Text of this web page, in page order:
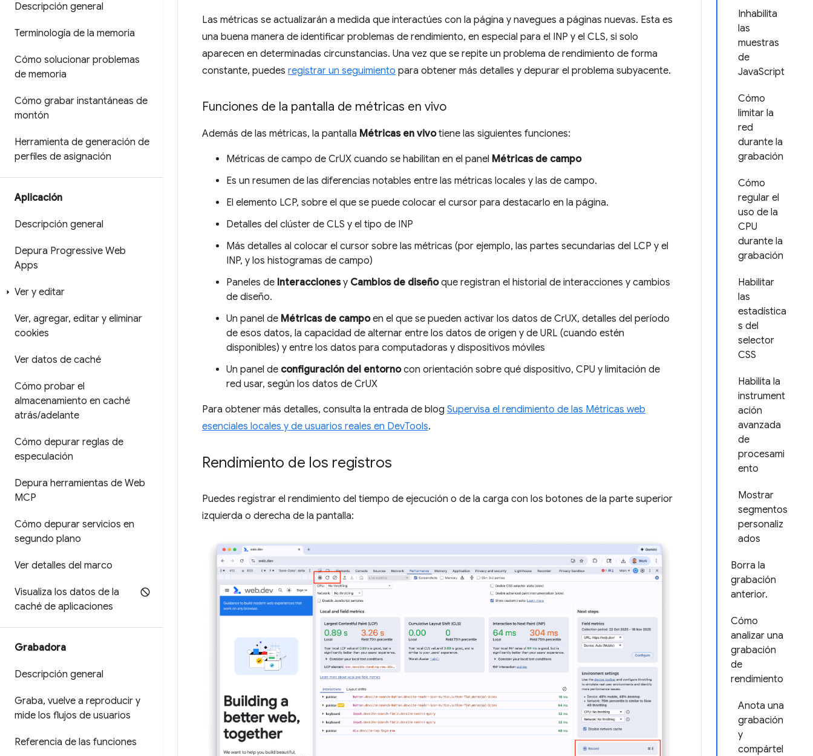
Descripción general
Terminología de la memoria
Cómo solucionar problemas
de memoria
Cómo grabar instantáneas de
montón
Herramienta de generación de
perfiles de asignación
Aplicación
Descripción general
Depura Progressive Web
Apps
Ver y editar
Ver, agregar, editar y eliminar
cookies
Ver datos de caché
Cómo probar el
almacenamiento en caché
atrás/adelante
Cómo depurar reglas de
especulación
Depura herramientas de Web
MCP
Cómo depurar servicios en
segundo plano
Ver detalles del marco
Visualiza los datos de la
caché de aplicaciones
Grabadora
Descripción general
Graba, vuelve a reproducir y
mide los flujos de usuarios
Referencia de las funciones
Inhabilita
las
muestras
de
JavaScript
Cómo
limitar la
red
durante la
grabación
Cómo
regular el
uso de la
CPU
durante la
grabación
Habilitar
las
estadística
s del
selector
CSS
Habilita la
instrument
ación
avanzada
de
procesami
ento
Mostrar
segmentos
personaliz
ados
Borra la
grabación
anterior.
Cómo
analizar una
grabación
de
rendimiento
Anota una
grabación
y
compártel
Las métricas se actualizarán a medida que interactúes con la página y navegues a páginas nuevas. Esta es
una buena manera de identificar problemas de rendimiento, en especial para el INP y el CLS, si solo
aparecen en determinadas circunstancias. Una vez que se repite un problema de rendimiento de forma
constante, puedes registrar un seguimiento para obtener más detalles y depurar el problema subyacente.
Funciones de la pantalla de métricas en vivo
Además de las métricas, la pantalla Métricas en vivotiene las siguientes funciones:
Métricas de campo de CrUX cuando se habilitan en el panel Métricas de campo
Es un resumen de las diferencias notables entre las métricas locales y las de campo.
El elemento LCP, sobre el que se puede colocar el cursor para destacarlo en la página.
Detalles del clúster de CLS y el tipo de INP
Más detalles al colocar el cursor sobre las métricas (por ejemplo, las partes secundarias del LCP y el
INP, y los histogramas de campo)
Paneles de Interaccionesy Cambios de diseñoque registran el historial de interacciones y cambios
de diseño.
Un panel de Métricas de campoen el que se pueden activar los datos de CrUX, detalles del período
de esos datos, la capacidad de alternar entre los datos de origen y de URL (cuando estén
disponibles) y entre los datos para computadoras y dispositivos móviles
Un panel de configuración del entornocon orientación sobre qué dispositivo, CPU y limitación de
red usar, según los datos de CrUX
Para obtener más detalles, consulta la entrada de blog Supervisa el rendimiento de las Métricas web
esenciales locales y de usuarios reales en DevTools.
Rendimiento de los registros
Puedes registrar el rendimiento del tiempo de ejecución o de la carga con los botones de la parte superior
izquierda o derecha de la pantalla: